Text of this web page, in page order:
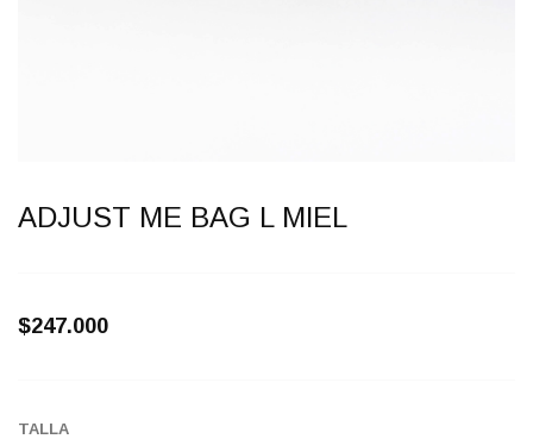
ADJUST ME BAG L MIEL
$247.000
TALLA